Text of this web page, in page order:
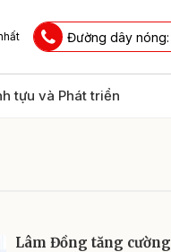
Đường dây nóng:
tựu và Phát triển
Lâm Đồng tăng cường